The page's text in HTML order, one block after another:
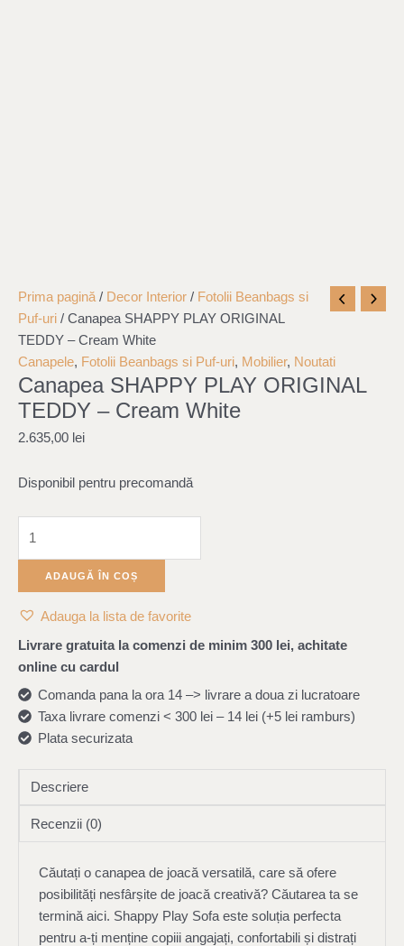
Prima pagină / Decor Interior / Fotolii Beanbags si
Puf-uri / Canapea SHAPPY PLAY ORIGINAL
TEDDY – Cream White
Canapele, Fotolii Beanbags si Puf-uri, Mobilier, Noutati
Canapea SHAPPY PLAY ORIGINAL
TEDDY – Cream White
2.635,00 lei
Disponibil pentru precomandă
Cantitate
Canapea
SHAPPY
PLAY
ORIGINAL
TEDDY
Cream
ADAUGĂ ÎN COȘ
Adauga la lista de favorite
Livrare gratuita la comenzi de minim 300 lei, achitate
online cu cardul
Comanda pana la ora 14 –> livrare a doua zi lucratoare
Taxa livrare comenzi < 300 lei – 14 lei (+5 lei ramburs)
Plata securizata
Descriere
Recenzii (0)
Căutați o canapea de joacă versatilă, care să ofere
posibilități nesfârșite de joacă creativă? Căutarea ta se
termină aici. Shappy Play Sofa este soluția perfecta
pentru a-ți menține copiii angajați, confortabili și distrați